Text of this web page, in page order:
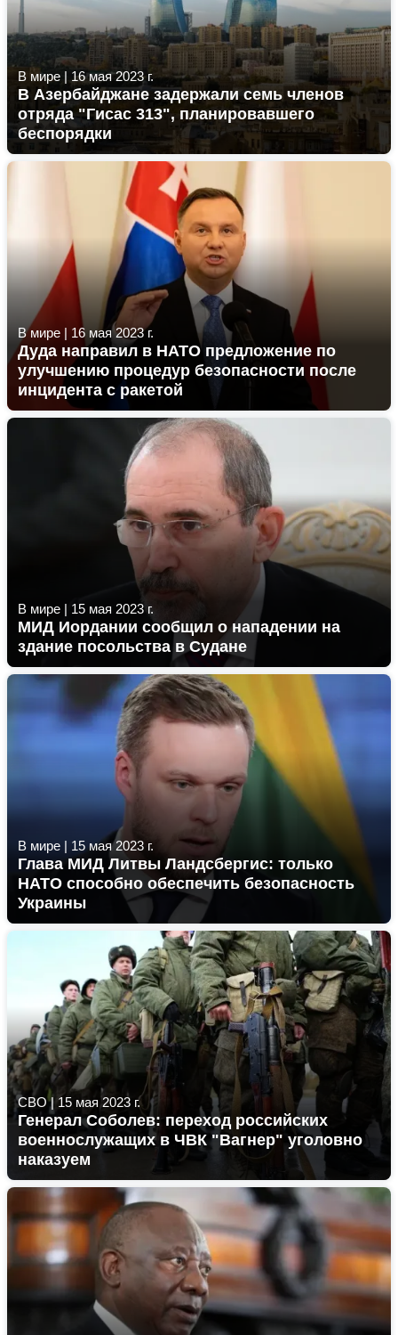
В мире | 16 мая 2023 г.
В Азербайджане задержали семь членов
отряда "Гисас 313", планировавшего
беспорядки
В мире | 16 мая 2023 г.
Дуда направил в НАТО предложение по
улучшению процедур безопасности после
инцидента с ракетой
В мире | 15 мая 2023 г.
МИД Иордании сообщил о нападении на
здание посольства в Судане
В мире | 15 мая 2023 г.
Глава МИД Литвы Ландсбергис: только
НАТО способно обеспечить безопасность
Украины
СВО| 15 мая 2023 г.
Генерал Соболев: переход российских
военнослужащих в ЧВК "Вагнер" уголовно
наказуем